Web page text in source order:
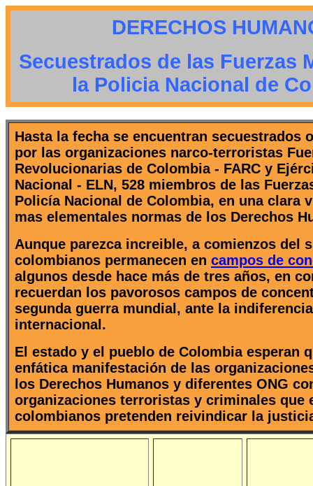
DERECHOS
Secuestrados de las Fuerzas
la Policia Nacional de
Hasta la fecha se encuentran secuestrados
por las organizaciones narco-terroristas
Revolucionarias de Colombia - FARC y
Nacional - ELN, 528 miembros de las
Policía Nacional de Colombia, en una clara
mas elementales normas de los Derechos
Aunque parezca increible, a comienzos del
colombianos permanecen en campos de
algunos desde hace más de tres años, en
recuerdan los pavorosos campos de
segunda guerra mundial, ante la
internacional.
El estado y el pueblo de Colombia esperan
enfática manifestación de las
los Derechos Humanos y diferentes ONG
organizaciones terroristas y criminales que
colombianos pretenden reivindicar la